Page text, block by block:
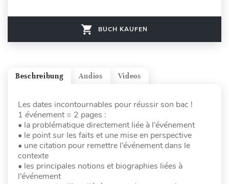
BUCH KAUFEN
Videos
Audios
Beschreibung
Les dates incontournables pour réussir son bac !
1 événement = 2 pages :
• la problématique directement liée à l’événement
• le point sur les faits et une mise en perspective
• une citation pour remettre l’événement dans le
contexte
• les principales notions et biographies liées à
l’événement